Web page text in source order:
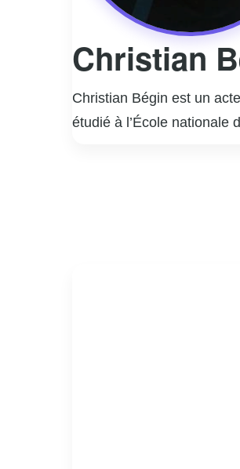
Christian
Christian Bégin est un
étudié à l’École nationale
Christian Bégin est
québécoise et son talent